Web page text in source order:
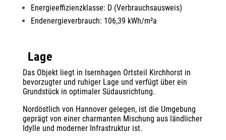
Energieeffizienzklasse: D (Verbrauchsausweis)
Endenergieverbrauch: 106,39 kWh/m²a
Lage
Das Objekt liegt in Isernhagen Ortsteil Kirchhorst in
bevorzugter und ruhiger Lage und verfügt über ein
Grundstück in optimaler Südausrichtung.
Nordöstlich von Hannover gelegen, ist die Umgebung
geprägt von einer charmanten Mischung aus ländlicher
Idylle und moderner Infrastruktur ist.